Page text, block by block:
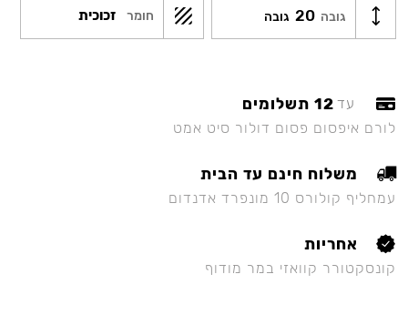
גובה 20 גובה חומר זכוכית
עד 12 תשלומים
לורם איפסום פסום דולור סיט אמט
משלוח חינם עד הבית
עמחליף קולורס 10 מונפרד אדנדום
אחריות
קונסקטורר קוואזי במר מודוף